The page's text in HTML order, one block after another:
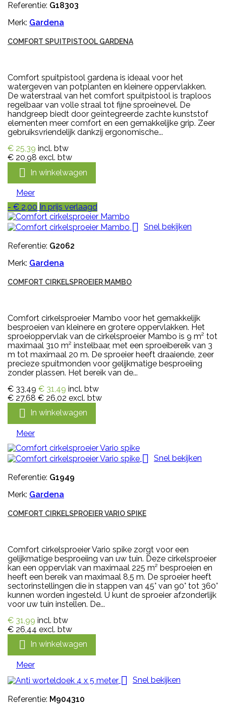
Referentie: G18303
Merk: Gardena
COMFORT SPUITPISTOOL GARDENA
Comfort spuitpistool gardena is ideaal voor het
watergeven van potplanten en kleinere oppervlakken.
De waterstraal van het comfort spuitpistool is traploos
regelbaar van volle straal tot fijne sproeinevel. De
handgreep biedt door geïntegreerde zachte kunststof
elementen meer comfort en een gemakkelijke grip. Zeer
gebruiksvriendelijk dankzij ergonomische...
€ 25,39 incl. btw
€ 20,98 excl. btw
 In winkelwagen
Meer
- € 2,00 In prijs verlaagd

Snel bekijken
Referentie: G2062
Merk: Gardena
COMFORT CIRKELSPROEIER MAMBO
Comfort cirkelsproeier Mambo voor het gemakkelijk
besproeien van kleinere en grotere oppervlakken. Het
sproeioppervlak van de cirkelsproeier Mambo is 9 m² tot
maximaal 310 m² instelbaar, met een sproeibereik van 3
m tot maximaal 20 m. De sproeier heeft draaiende, zeer
precieze spuitmonden voor gelijkmatige besproeiing
zonder plassen. Het bereik van de...
€ 33,49 € 31,49 incl. btw
€ 27,68 € 26,02 excl. btw
 In winkelwagen
Meer

Snel bekijken
Referentie: G1949
Merk: Gardena
COMFORT CIRKELSPROEIER VARIO SPIKE
Comfort cirkelsproeier Vario spike zorgt voor een
gelijkmatige besproeiing van uw tuin. Deze cirkelsproeier
kan een oppervlak van maximaal 225 m² besproeien en
heeft een bereik van maximaal 8,5 m. De sproeier heeft
sectorinstellingen die in stappen van 45° van 90° tot 360°
kunnen worden ingesteld. U kunt de sproeier afzonderlijk
voor uw tuin instellen. De...
€ 31,99 incl. btw
€ 26,44 excl. btw
 In winkelwagen
Meer

Snel bekijken
Referentie: M904310